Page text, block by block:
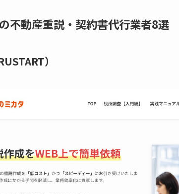
不動産重説・契約書代行業者8選
）